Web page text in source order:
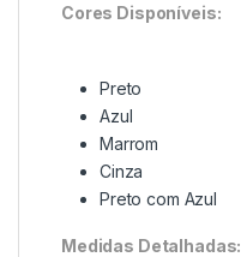
Cores Disponíveis:
Preto
Azul
Marrom
Cinza
Preto com Azul
Medidas Detalhadas: